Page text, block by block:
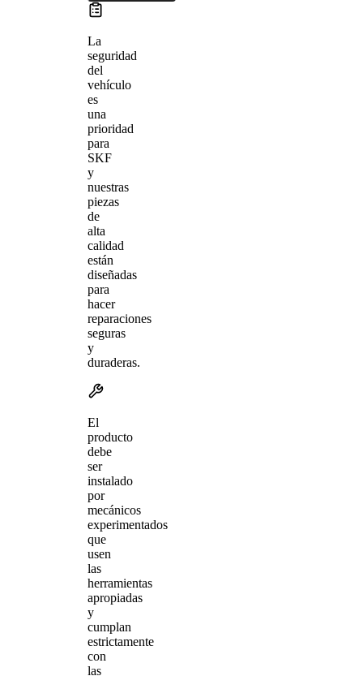
La
seguridad
del
vehículo
es
una
prioridad
para
SKF
y
nuestras
piezas
de
alta
calidad
están
diseñadas
para
hacer
reparaciones
seguras
y
duraderas.
El
producto
debe
ser
instalado
por
mecánicos
experimentados
que
usen
las
herramientas
apropiadas
y
cumplan
estrictamente
con
las